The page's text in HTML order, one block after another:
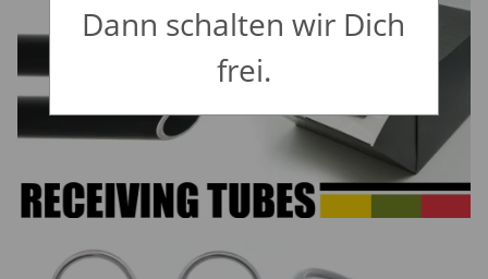
Dann schalten wir Dich
frei.